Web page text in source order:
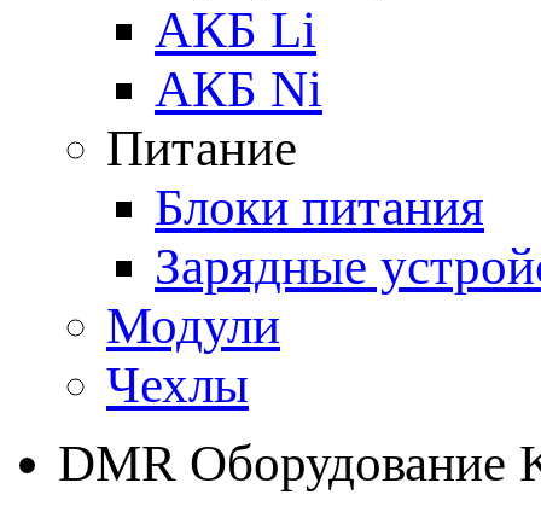
АКБ Li
АКБ Ni
Питание
Блоки питания
Зарядные
Модули
Чехлы
DMR Оборудование